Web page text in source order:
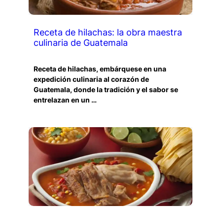
Receta de hilachas: la obra maestra
culinaria de Guatemala
Receta de hilachas, embárquese en una
expedición culinaria al corazón de
Guatemala, donde la tradición y el sabor se
entrelazan en un …